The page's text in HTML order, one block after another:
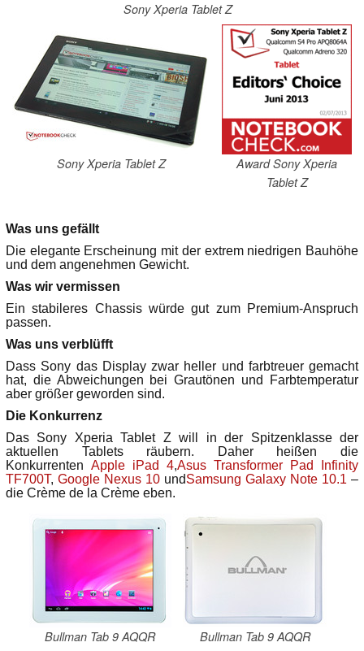
Sony Xperia Tablet Z
Sony Xperia Tablet Z
Award Sony Xperia
Tablet Z
Was uns gefällt
Die elegante Erscheinung mit der extrem niedrigen Bauhöhe
und dem angenehmen Gewicht.
Was wir vermissen
Ein stabileres Chassis würde gut zum Premium-Anspruch
passen.
Was uns verblüfft
Dass Sony das Display zwar heller und farbtreuer gemacht
hat, die Abweichungen bei Grautönen und Farbtemperatur
aber größer geworden sind.
Die Konkurrenz
Das Sony Xperia Tablet Z will in der Spitzenklasse der
aktuellen Tablets räubern. Daher heißen die
Konkurrenten Apple iPad 4,Asus Transformer Pad Infinity
TF700T, Google Nexus 10 undSamsung Galaxy Note 10.1 –
die Crème de la Crème eben.
Bullman Tab 9 AQQR
Bullman Tab 9 AQQR